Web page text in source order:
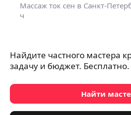
Массаж ток сен в Санкт-
ч
Найдите частного мастера
задачу и бюджет. Бесплатно.
Найти